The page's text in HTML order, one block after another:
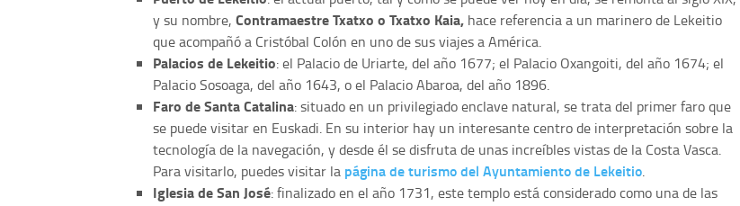
y su nombre, Contramaestre Txatxo o Txatxo Kaia, hace referencia a un marinero de Lekeitio
que acompañó a Cristóbal Colón en uno de sus viajes a América.
Palacios de Lekeitio: el Palacio de Uriarte, del año 1677; el Palacio Oxangoiti, del año 1674; el
Palacio Sosoaga, del año 1643, o el Palacio Abaroa, del año 1896.
Faro de Santa Catalina: situado en un privilegiado enclave natural, se trata del primer faro que
se puede visitar en Euskadi. En su interior hay un interesante centro de interpretación sobre la
tecnología de la navegación, y desde él se disfruta de unas increíbles vistas de la Costa Vasca.
Para visitarlo, puedes visitar la página de turismo del Ayuntamiento de Lekeitio.
Iglesia de San José: finalizado en el año 1731, este templo está considerado como una de las